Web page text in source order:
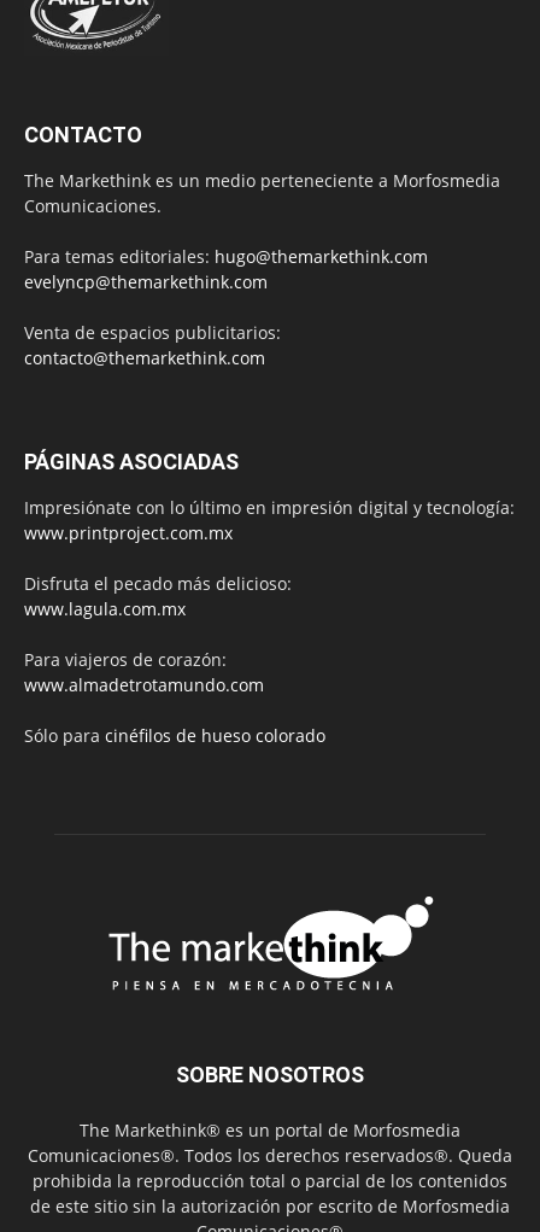
CONTACTO
The Markethink es un medio perteneciente a Morfosmedia
Comunicaciones.
Para temas editoriales: hugo@themarkethink.com
evelyncp@themarkethink.com
Venta de espacios publicitarios:
contacto@themarkethink.com
PÁGINAS ASOCIADAS
Impresiónate con lo último en impresión digital y tecnología:
www.printproject.com.mx
Disfruta el pecado más delicioso:
www.lagula.com.mx
Para viajeros de corazón:
www.almadetrotamundo.com
Sólo para cinéfilos de hueso colorado
SOBRE NOSOTROS
The Markethink® es un portal de Morfosmedia
Comunicaciones®. Todos los derechos reservados®. Queda
prohibida la reproducción total o parcial de los contenidos
de este sitio sin la autorización por escrito de Morfosmedia